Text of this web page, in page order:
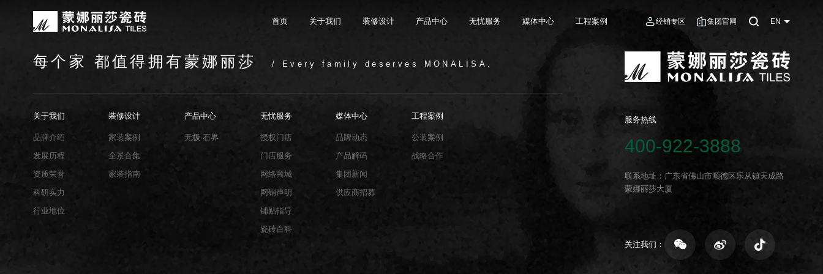
首页 关于我们
品牌介绍
发展历程
资质荣誉
科研实力
行业地位
关于我们
生活空间，产品涵盖陶瓷砖和陶瓷薄板、大板、岩板等品类，秉承“每个家 都值得拥有蒙娜丽
莎”的品牌发展理念，将蒙娜丽莎的微笑作为营销服务的核心精神，使顾客在感受艺术化产品
装修设计
家装案例
全景合集
家装指南
装修设计
套家装案例的应用展示，为大家提供参考和选择。
产品中心
无极·石界 产品中心
计蓝本，融合当代的材料应用美学，以多纹理设计、多质感工艺、多规格的动态组合打破常
规、重构空间法则，实现情绪空间的无限表达，为人们提供源源不断的美学灵感，创造无界
无忧服务
授权门店
门店服务
网络商城
网销声明
铺贴指导
无忧服务
费者带来更多的消费与体验场景。与此同时，蒙娜丽莎对服务体系进行全新升级，推出“微笑
服务”体系以及“密缝铺贴”系统，全面打通陶瓷大板岩板销售的“最后一公里”，解决消费者家装
媒体中心
品牌动态
产品解码
集团新闻
供应商招募
媒体中心
服务所带来的精神回报，满足人们多样的生活方式需求。
工程案例
公装案例
战略合作
工程案例
务，为陶瓷行业和房地产企业的战略合作业务树立典范。
经销专区 集团官网 EN
每个家 都值得拥有蒙娜丽莎 / Every family deserves MONALISA.
关于我们
品牌介绍
发展历程
资质荣誉
科研实力
行业地位
装修设计
家装案例
全景合集
家装指南
产品中心
无极·石界
无忧服务
授权门店
门店服务
网络商城
网销声明
铺贴指导
瓷砖百科
媒体中心
品牌动态
产品解码
集团新闻
供应商招募
工程案例
公装案例
战略合作
服务热线
400-922-3888
联系地址：广东省佛山市顺德区乐从镇天成路
蒙娜丽莎大厦
关注我们：